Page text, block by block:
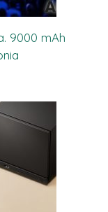
9000 mAh